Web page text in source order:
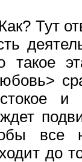
Тут
такое
и
все
до